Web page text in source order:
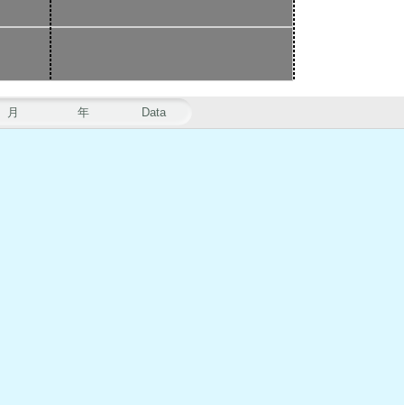
月 年 Data